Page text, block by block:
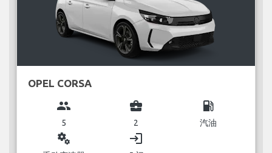
OPEL CORSA
group
5
business_center
2
local_gas_station
汽油
miscellaneous_services login